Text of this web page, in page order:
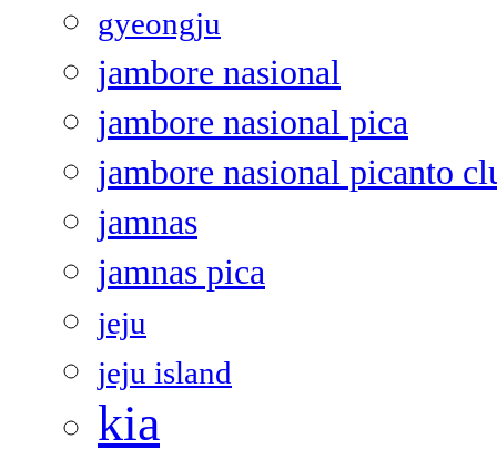
gyeongju
jambore nasional
jambore nasional pica
jambore nasional picanto
jamnas
jamnas pica
jeju
jeju island
kia